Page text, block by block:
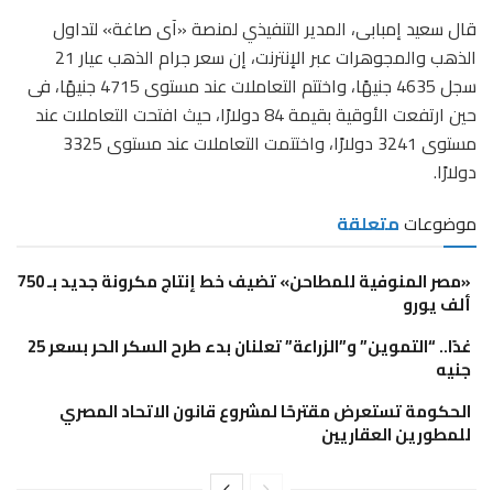
قال سعيد إمبابى، المدير التنفيذي لمنصة «آى صاغة» لتداول
الذهب والمجوهرات عبر الإنترنت، إن سعر جرام الذهب عيار 21
سجل 4635 جنيهًا، واختتم التعاملات عند مستوى 4715 جنيهًا، فى
حين ارتفعت الأوقية بقيمة 84 دولارًا، حيث افتحت التعاملات عند
مستوى 3241 دولارًا، واختتمت التعاملات عند مستوى 3325
دولارًا.
موضوعاتمتعلقة
«مصر المنوفية للمطاحن» تضيف خط إنتاج مكرونة جديد بـ 750
ألف يورو
غدًا.. “التموين” و”الزراعة” تعلنان بدء طرح السكر الحر بسعر 25
جنيه
الحكومة تستعرض مقترحًا لمشروع قانون الاتحاد المصري
للمطورين العقاريين